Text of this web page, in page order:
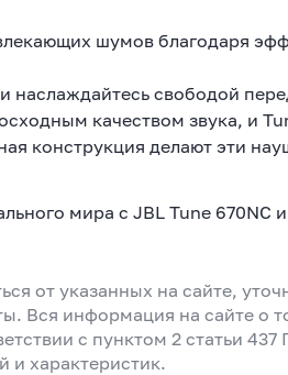
шумов благодаря
наслаждайтесь свободой
качеством звука, и
конструкция делают эти
мира с JBL Tune 670NC
от указанных на сайте,
Вся информация на сайте о
с пунктом 2 статьи
и характеристик.